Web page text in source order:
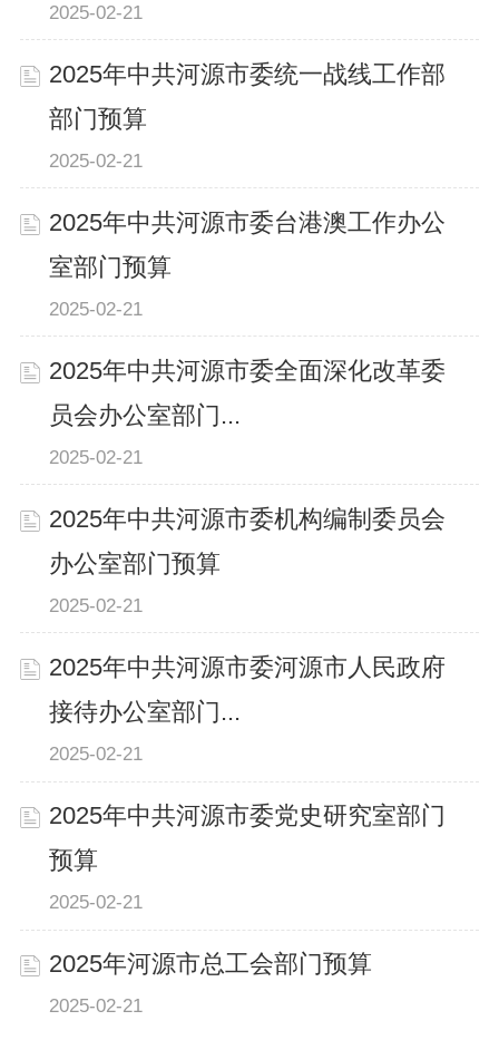
2025-02-21
2025年中共河源市委统一战线工作部
部门预算
2025-02-21
2025年中共河源市委台港澳工作办公
室部门预算
2025-02-21
2025年中共河源市委全面深化改革委
员会办公室部门...
2025-02-21
2025年中共河源市委机构编制委员会
办公室部门预算
2025-02-21
2025年中共河源市委河源市人民政府
接待办公室部门...
2025-02-21
2025年中共河源市委党史研究室部门
预算
2025-02-21
2025年河源市总工会部门预算
2025-02-21